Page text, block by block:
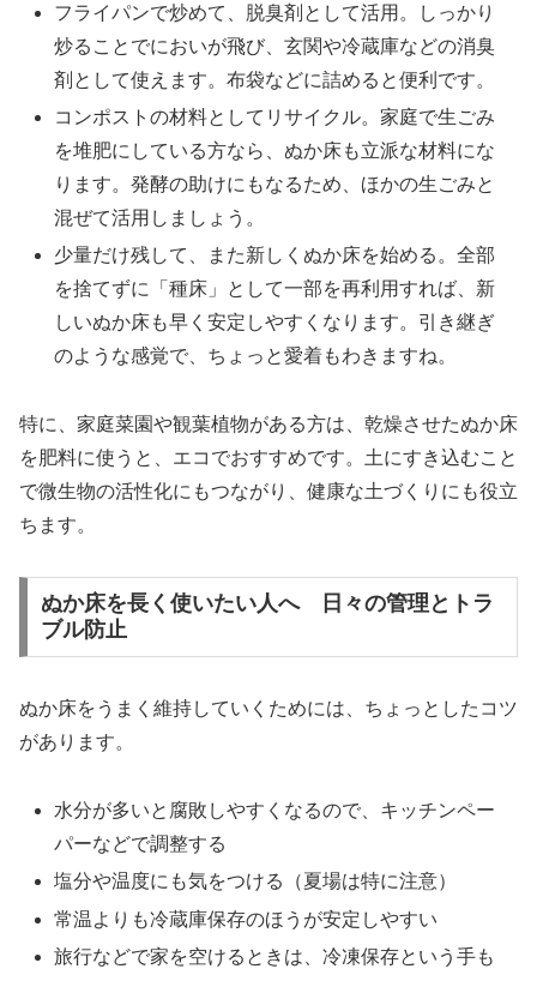
フライパンで炒めて、脱臭剤として活用。しっかり
炒ることでにおいが飛び、玄関や冷蔵庫などの消臭
剤として使えます。布袋などに詰めると便利です。
コンポストの材料としてリサイクル。家庭で生ごみ
を堆肥にしている方なら、ぬか床も立派な材料にな
ります。発酵の助けにもなるため、ほかの生ごみと
混ぜて活用しましょう。
少量だけ残して、また新しくぬか床を始める。全部
を捨てずに「種床」として一部を再利用すれば、新
しいぬか床も早く安定しやすくなります。引き継ぎ
のような感覚で、ちょっと愛着もわきますね。
特に、家庭菜園や観葉植物がある方は、乾燥させたぬか床
を肥料に使うと、エコでおすすめです。土にすき込むこと
で微生物の活性化にもつながり、健康な土づくりにも役立
ちます。
ぬか床を長く使いたい人へ 日々の管理とトラ
ブル防止
ぬか床をうまく維持していくためには、ちょっとしたコツ
があります。
水分が多いと腐敗しやすくなるので、キッチンペー
パーなどで調整する
塩分や温度にも気をつける（夏場は特に注意）
常温よりも冷蔵庫保存のほうが安定しやすい
旅行などで家を空けるときは、冷凍保存という手も